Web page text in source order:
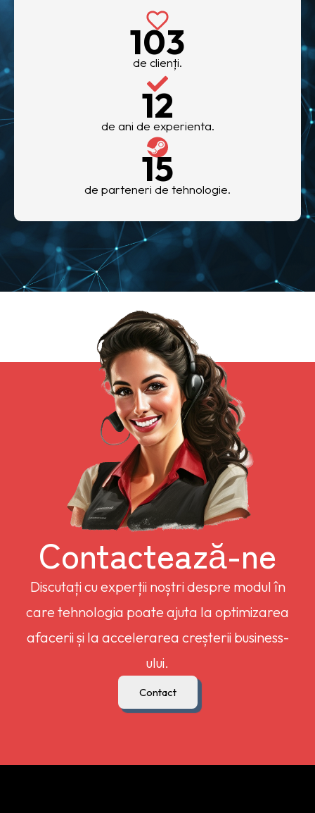
133
de clienți.
15
de ani de experienta.
20
de parteneri de tehnologie.
Contactează-ne
Discutați cu experții noștri despre modul în
care tehnologia poate ajuta la optimizarea
afacerii și la accelerarea creșterii business-
ului.
Contact